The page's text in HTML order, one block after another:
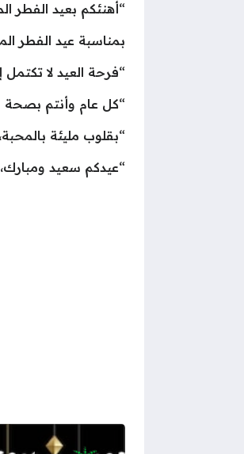
“أهنئكم بعيد الفطر
بمناسبة عيد الفطر
“فرحة العيد لا
“كل عام وأنتم بصحة
“بقلوب مليئة
“عيدكم سعيد